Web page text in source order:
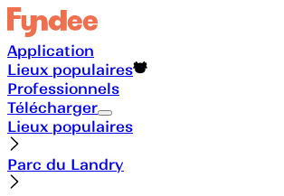
Application
Lieux populaires
Professionnels
Télécharger
Lieux populaires
Parc du Landry